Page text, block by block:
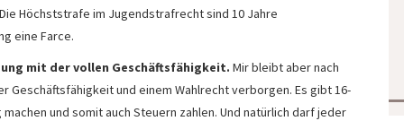
Höchststrafe im Jugendstrafrecht sind 10 Jahre
eine Farce.
mit der vollen Geschäftsfähigkeit. Mir bleibt aber nach
Geschäftsfähigkeit und einem Wahlrecht verborgen. Es gibt 16-
und somit auch Steuern zahlen. Und natürlich darf jeder